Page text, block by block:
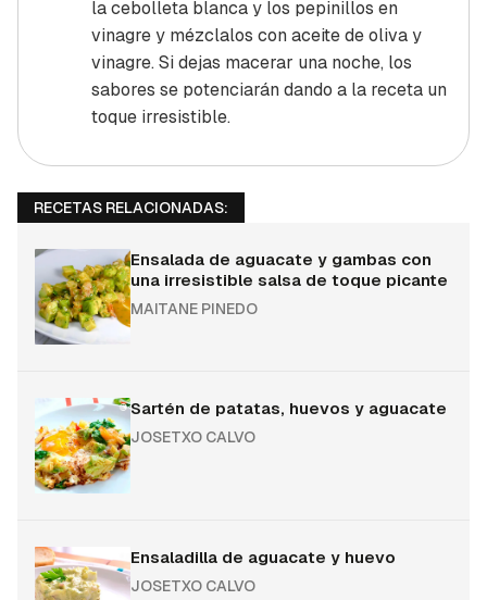
la cebolleta blanca y los pepinillos en
vinagre y mézclalos con aceite de oliva y
vinagre. Si dejas macerar una noche, los
sabores se potenciarán dando a la receta un
toque irresistible.
RECETAS RELACIONADAS:
Ensalada de aguacate y gambas con
una irresistible salsa de toque picante
MAITANE PINEDO
Sartén de patatas, huevos y aguacate
JOSETXO CALVO
Ensaladilla de aguacate y huevo
JOSETXO CALVO